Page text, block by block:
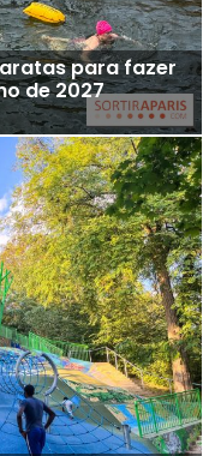
para fazer
de 2027